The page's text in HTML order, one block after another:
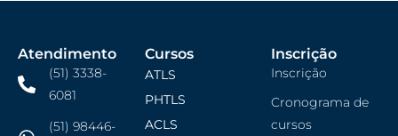
Atendimento
(51) 3338-
6081
(51) 98446-
Cursos
ATLS
PHTLS
ACLS
Inscrição
Inscrição
Cronograma de
cursos